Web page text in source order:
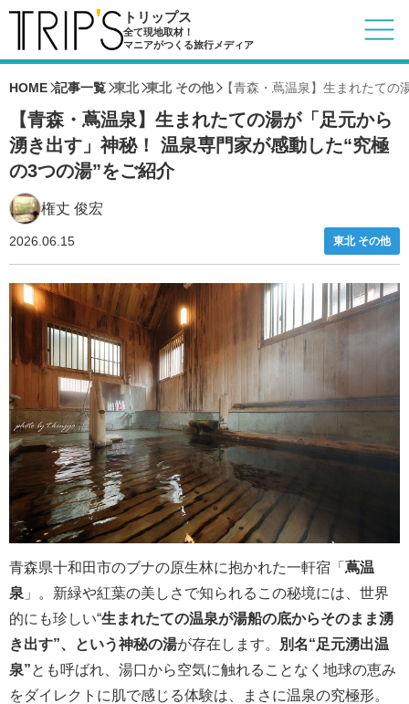
トリップス
全て現地取材！
マニアがつくる旅行メディア
HOME 記事一覧 東北 東北 その他 【青森・蔦温泉】生まれたての
【青森・蔦温泉】生まれたての湯が「足元から
湧き出す」神秘！ 温泉専門家が感動した“究極
の3つの湯”をご紹介
権丈 俊宏
東北 その他
2026.06.15
青森県十和田市のブナの原生林に抱かれた一軒宿「 蔦温
泉 」。新緑や紅葉の美しさで知られるこの秘境には、世界
的にも珍しい“生まれたての温泉が湯船の底からそのまま湧
き出す”、という神秘の湯が存在します。
別名“足元湧出温
泉”とも呼ばれ、湯口から空気に触れることなく地球の恵み
をダイレクトに肌で感じる体験は、まさに温泉の究極形。